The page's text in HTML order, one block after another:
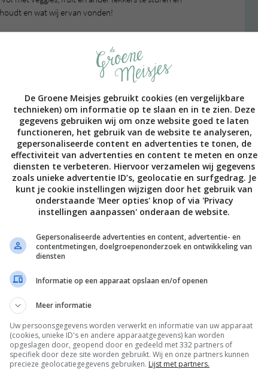
en wat wij ervan vonden!
le Perron vloerbrood, creme fraiche, yoghurt, gele
Met de creme fraiche en de boerenyoghurt hebben
,LUXE ,STREEKBOX,THUISBEZORGD ,VEGGIE ALLE 20 REACTIES BEKIJKEN
| NEXT PAGE »
De Groene Meisjes gebruikt cookies (en vergelijkbare
technieken) om informatie op te slaan en in te zien. Deze
gegevens gebruiken wij om onze website goed te laten
functioneren, het gebruik van de website te analyseren,
gepersonaliseerde content en advertenties te tonen, de
effectiviteit van advertenties en content te meten en onze
diensten te verbeteren. Hiervoor verzamelen wij gegevens
zoals unieke advertentie ID’s, geolocatie en surfgedrag. Je
kunt je cookie instellingen wijzigen door het gebruik van
onderstaande 'Meer opties' knop of via 'Privacy
instellingen aanpassen' onderaan de website.
Gepersonaliseerde advertenties en content, advertentie- en
contentmetingen, doelgroepenonderzoek en ontwikkeling van
diensten
Informatie op een apparaat opslaan en/of openen
Meer informatie
Uw persoonsgegevens worden verwerkt en informatie van uw apparaat
(cookies, unieke ID's en andere apparaatgegevens) kan worden
opgeslagen door, geopend door en gedeeld met 332 partners of
specifiek door deze site worden gebruikt. Wij en onze partners kunnen
precieze geolocatiegegevens gebruiken. Lijst met partners.